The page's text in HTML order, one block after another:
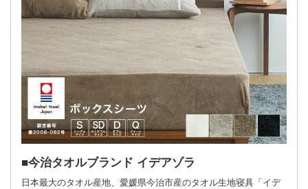
今治タオルブランド イデアゾラ
日本最大のタオル産地、愛媛県今治市産のタオル生地寝具「イデ